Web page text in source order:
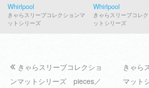
Whirlpool
きゃらスリーブコレクションマ
ットシリーズ
Whirlpool
きゃらスリーブコレ
ットシリーズ
きゃらスリーブコレクショ
ンマットシリーズ pieces／
きゃら
マット